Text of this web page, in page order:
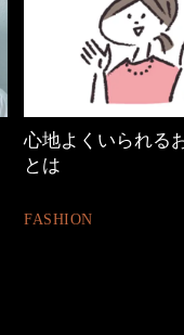
働く女性のバッグ